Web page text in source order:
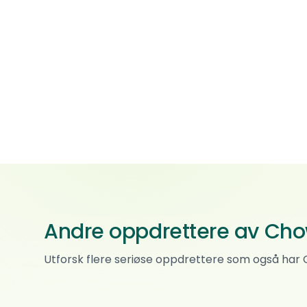
Andre oppdrettere av
Utforsk flere seriøse oppdrettere som også har
Vendella dream
Chow chow